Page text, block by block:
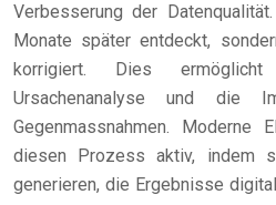
Verbesserung der
Monate später entdeckt,
korrigiert. Dies
Ursachenanalyse und die
Gegenmassnahmen. Moderne
diesen Prozess aktiv, indem
generieren, die Ergebnisse